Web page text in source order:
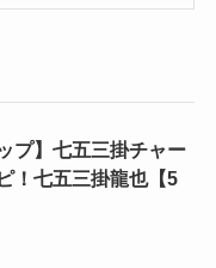
プ】七五三掛チャー
！七五三掛龍也【5